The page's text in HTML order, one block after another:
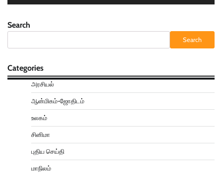
Search
Search
Categories
அரசியல்
ஆன்மிகம்-ஜோதிடம்
உலகம்
சினிமா
புதிய செய்தி
மாநிலம்